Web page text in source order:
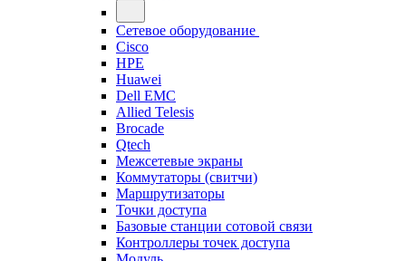
Сетевое оборудование
Cisco
HPE
Huawei
Dell EMC
Allied Telesis
Brocade
Qtech
Межсетевые экраны
Коммутаторы (свитчи)
Маршрутизаторы
Точки доступа
Базовые станции сотовой связи
Контроллеры точек доступа